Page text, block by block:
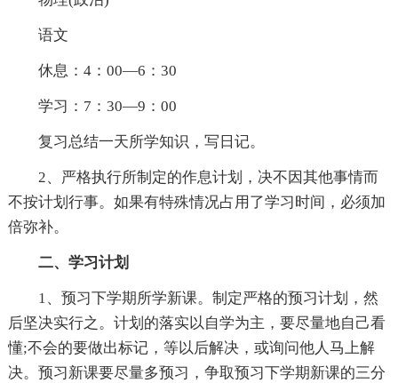
语文
休息：4：00—6：30
学习：7：30—9：00
复习总结一天所学知识，写日记。
2、严格执行所制定的作息计划，决不因其他事情而
不按计划行事。如果有特殊情况占用了学习时间，必须加
倍弥补。
二、学习计划
1、预习下学期所学新课。制定严格的预习计划，然
后坚决实行之。计划的落实以自学为主，要尽量地自己看
懂;不会的要做出标记，等以后解决，或询问他人马上解
决。预习新课要尽量多预习，争取预习下学期新课的三分